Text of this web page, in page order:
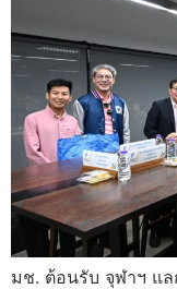
มช. ต้อนรับ จุฬาฯ แล